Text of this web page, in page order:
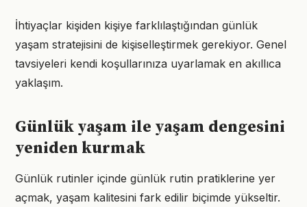
İhtiyaçlar kişiden kişiye farklılaştığından günlük
yaşam stratejisini de kişiselleştirmek gerekiyor. Genel
tavsiyeleri kendi koşullarınıza uyarlamak en akıllıca
yaklaşım.
Günlük yaşam ile yaşam dengesini
yeniden kurmak
Günlük rutinler içinde günlük rutin pratiklerine yer
açmak, yaşam kalitesini fark edilir biçimde yükseltir.